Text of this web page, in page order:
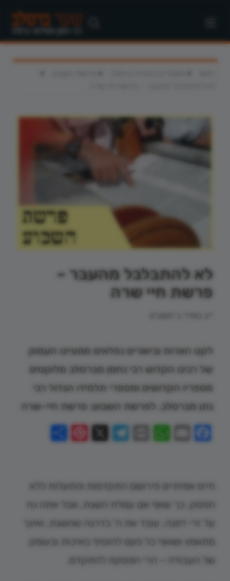
לא להתבלבל מהעבר –
פרשת חיי שרה
י״ב באדר ב׳ תשע״ט
לקט הארות וביאורים נפלאים ממעיינו העמוק
של רבינו הקדוש רבי נחמן מברסלב מלוקטים
מספריו הקדושים ומספרי תלמידו הגדול רבי
נתן מברסלב, לפרשת השבוע: פרשת חיי-שרה
Facebook
WhatsApp
Print
Telegram
X
חיים אמיתיים פירושם התקדמות והתעלות ללא
הפסק, כך שאף אם עמלת השגת, אבל אתה נח
על זרי דפנה, עובד את ה' בדרגה שהשגת, ואינך
מתאמץ ושואף כל פעם להוסיף באיכות ובעומק
של העבודה – הרי הפסקת להתקדם.